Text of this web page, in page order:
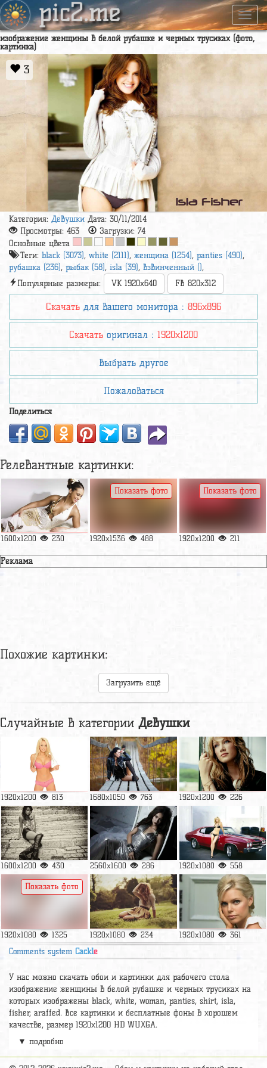
pic2.me
изображение женщины в белой рубашке и черных трусиках (фото,
картинка)
3
Категория: Девушки Дата: 30/11/2014
Просмотры: 463 Загрузки: 74
Основные цвета
Теги: black (3073), white (2111), женщина (1254), panties (490),
рубашка (236), рыбак (58), isla (39), взвинченный (),
Популярные размеры:
VK 1920x640 FB 820x312
Скачать для вашего монитора : 896x896
Скачать оригинал : 1920x1200
Выбрать другое
Пожаловаться
Поделиться
Релевантные картинки:
1600x1200 230 1920x1536 488
Показать фото
1920x1200 211
Показать фото
Реклама
Похожие картинки:
Загрузить ещё
Случайные в категории Девушки
1920x1200 813 1680x1050 763 1920x1200 226
1600x1200 430 2560x1600 286 1920x1080 558
1920x1080 1325
Показать фото
1920x1080 234 1920x1080 361
Comments system Cackle
У нас можно скачать обои и картинки для рабочего стола
изображение женщины в белой рубашке и черных трусиках на
которых изображены black, white, woman, panties, shirt, isla,
fisher, araffed. Все картинки и бесплатные фоны в хорошем
качестве, размер 1920x1200 HD WUXGA.
Релевантные картинки и подборки
kevin liliana,
▼ подробно